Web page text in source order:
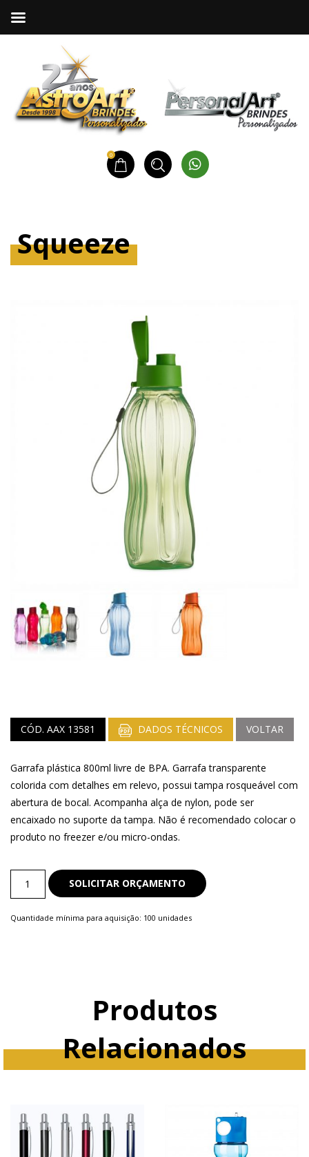
0
Squeeze
CÓD. AAX 13581 DADOS TÉCNICOS VOLTAR
Garrafa plástica 800ml livre de BPA. Garrafa transparente
colorida com detalhes em relevo, possui tampa rosqueável com
abertura de bocal. Acompanha alça de nylon, pode ser
encaixado no suporte da tampa. Não é recomendado colocar o
produto no freezer e/ou micro-ondas.
quantity
SOLICITAR ORÇAMENTO
Quantidade mínima para aquisição: 100 unidades
Produtos
Relacionados